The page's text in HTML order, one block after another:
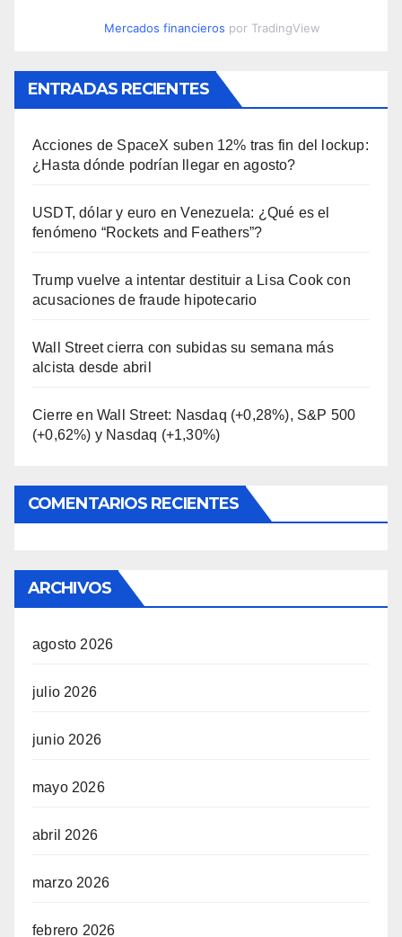
Mercados financieros por TradingView
ENTRADAS RECIENTES
Acciones de SpaceX suben 12% tras fin del lockup:
¿Hasta dónde podrían llegar en agosto?
USDT, dólar y euro en Venezuela: ¿Qué es el
fenómeno “Rockets and Feathers”?
Trump vuelve a intentar destituir a Lisa Cook con
acusaciones de fraude hipotecario
Wall Street cierra con subidas su semana más
alcista desde abril
Cierre en Wall Street: Nasdaq (+0,28%), S&P 500
(+0,62%) y Nasdaq (+1,30%)
COMENTARIOS RECIENTES
ARCHIVOS
agosto 2026
julio 2026
junio 2026
mayo 2026
abril 2026
marzo 2026
febrero 2026